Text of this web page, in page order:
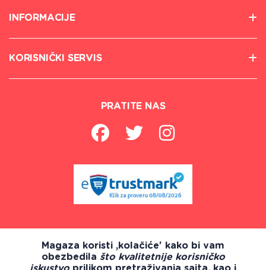
INFORMACIJE
KORISNIČKI SERVIS
PRATITE NAS
Magaza koristi ,kolačiće' kako bi vam
obezbedila što kvalitetnije korisničko